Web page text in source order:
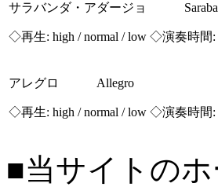
サラバンダ・アダージョ
◇再生: high / normal / low ◇演奏時間:
アレグロ Allegro
◇再生: high / normal / low ◇演奏時間:
■当サイトの